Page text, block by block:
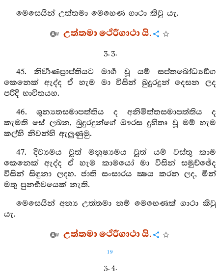
මෙසෙයින් උත්තමා මෙහෙණ ගාථා කිවු යැ.
උත්තමා ථේරීගාථා යි.
3. 3.
45. නිර්‍වාණප්‍රාප්තියට මාර්‍ග වූ යම් සප්තබෝධ්‍යඞ්ග
කෙනෙක් ඇද්ද ඒ හැම මා විසින් බුදුරදුන් දෙසන ලද
පරිදි භාවිතයහ.
46. ශූන්‍යතසමාපත්තිය ද අනිමිත්තසමාපත්තිය ද
කැමති සේ ලබන, බුදුරදුන්ගේ ඖරස දුහිතෘ වූ මම් හැම
කල්හි නිවන්හි ඇලුණුමු.
47. දිව්‍යමය වූත් මනුෂ්‍යමය වූත් යම් වස්තු කාම
කෙනෙක් ඇද්ද ඒ හැම කාමයෝ මා විසින් සමුච්ඡේද
විසින් සිඳුනා ලදහ. ජාති සංසාරය ක්‍ෂය කරන ලද, මින්
මතු පුනර්‍භවයෙක් නැති.
මෙසෙයින් අන්‍ය උත්තමා නම් මෙහෙණක් ගාථා කිවු
යැ.
උත්තමා ථේරීගාථා යි.
19
3. 4.